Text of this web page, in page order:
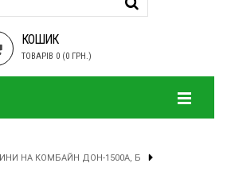
КОШИК
ТОВАРІВ 0 (0 ГРН.)
НА КОМБАЙН ДОН-1500А, Б